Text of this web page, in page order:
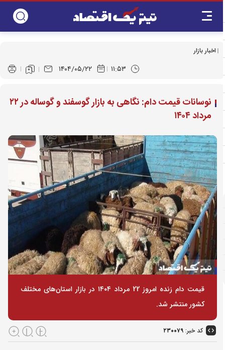
اخبار بازار
۱۴۰۴/۰۵/۲۲ ۱۱:۵۳
نوسانات قیمت دام: نگاهی به بازار گوسفند و گوساله در ۲۲
مرداد ۱۴۰۴
قیمت دام زنده امروز 22 مرداد ۱۴۰۴ در بازار استان‌های مختلف
کشور منتشر شد.
کد خبر: ۲۳۰۰۷۹